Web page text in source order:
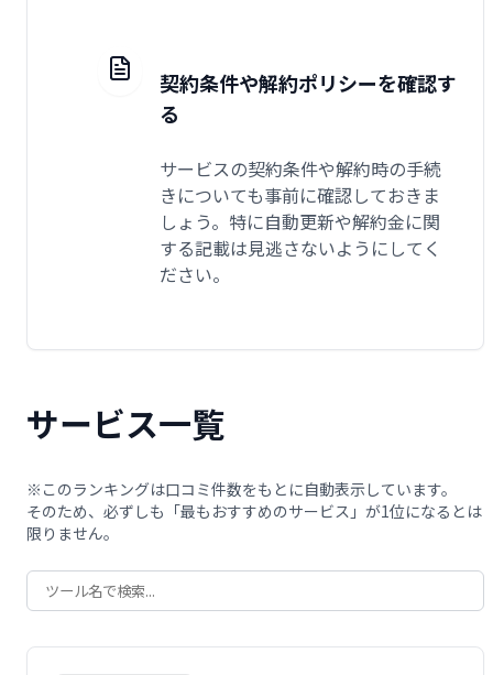
契約条件や解約ポリシーを確認す
る
サービスの契約条件や解約時の手続
きについても事前に確認しておきま
しょう。特に自動更新や解約金に関
する記載は見逃さないようにしてく
ださい。
サービス一覧
※このランキングは口コミ件数をもとに自動表示しています。
そのため、必ずしも「最もおすすめのサービス」が1位になるとは
限りません。